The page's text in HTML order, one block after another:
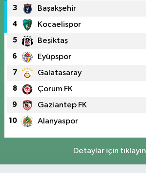
3 Başakşehir
4 Kocaelispor
5 Beşiktaş
6 Eyüpspor
7 Galatasaray
8 Çorum FK
9 Gaziantep FK
10 Alanyaspor
Detaylar için tıklayın